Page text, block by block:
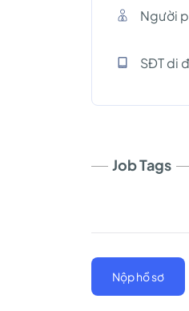
Người
SĐT di
Job Tags
Nộp hồ sơ